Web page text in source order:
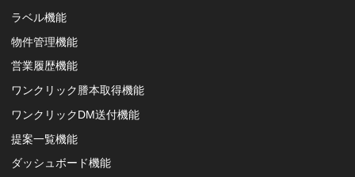
ラベル機能
物件管理機能
営業履歴機能
ワンクリック謄本取得機能
ワンクリックDM送付機能
提案一覧機能
ダッシュボード機能